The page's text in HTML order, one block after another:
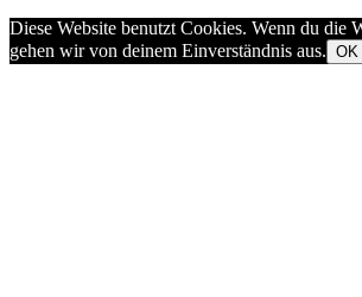
Diese Website benutzt Cookies. Wenn du die
gehen wir von deinem Einverständnis aus. OK